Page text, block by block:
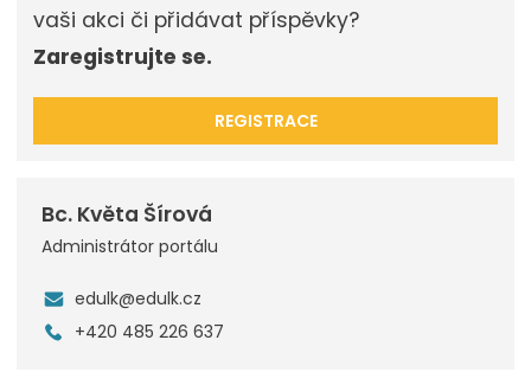
vaši akci či přidávat příspěvky?
Zaregistrujte se.
REGISTRACE
Bc. Květa Šírová
Administrátor portálu
edulk@edulk.cz
+420 485 226 637